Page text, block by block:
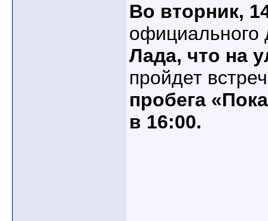
Во вторник,
Лада, что на
пройдет
пробега
в 16:00.